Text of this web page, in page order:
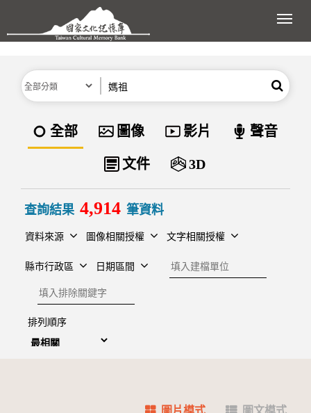
跳到主要內容區塊
展
分類 搜尋
資料類型
全部 圖像 影片 聲音
文件 3D
查詢結果 4,914 筆資料
資料來源 圖像相關授權 文字相關授權
縣市行政區 日期區間
建檔單位
排除關鍵字
排列順序
圖片模式 圖文模式